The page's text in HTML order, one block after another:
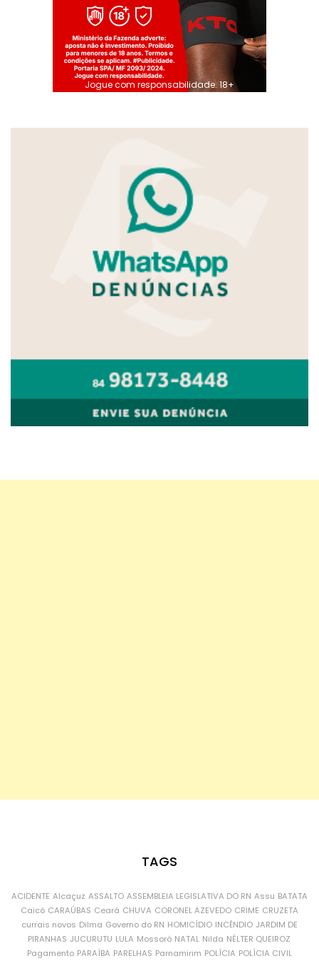
Jogue com responsabilidade. 18+
TAGS
ACIDENTE Alcaçuz ASSALTO ASSEMBLEIA LEGISLATIVA DO RN Assu BATATA
Caicó CARAÚBAS Ceará CHUVA CORONEL AZEVEDO CRIME CRUZETA
currais novos Dilma Governo do RN HOMICÍDIO INCÊNDIO JARDIM DE
PIRANHAS JUCURUTU LULA Mossoró NATAL Nilda NÉLTER QUEIROZ
Pagamento PARAÍBA PARELHAS Parnamirim POLÍCIA POLÍCIA CIVIL